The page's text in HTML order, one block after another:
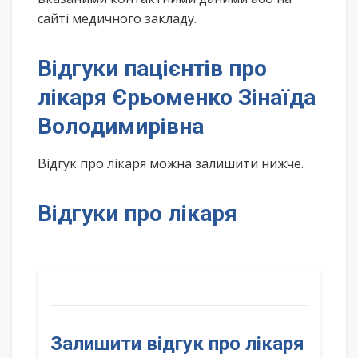
сайті медичного закладу.
Відгуки пацієнтів про
лікаря Єрьоменко Зінаїда
Володимирівна
Відгук про лікаря можна залишити нижче.
Відгуки про лікаря
Залишити відгук про лікаря